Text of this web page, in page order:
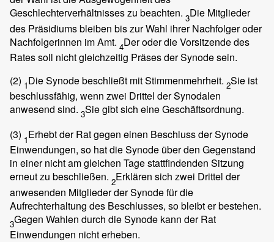
Geschlechterverhältnisses zu beachten. 3Die Mitglieder
des Präsidiums bleiben bis zur Wahl ihrer Nachfolger oder
Nachfolgerinnen im Amt. 4Der oder die Vorsitzende des
Rates soll nicht gleichzeitig Präses der Synode sein.
(2) 1Die Synode beschließt mit Stimmenmehrheit. 2Sie ist
beschlussfähig, wenn zwei Drittel der Synodalen
anwesend sind. 3Sie gibt sich eine Geschäftsordnung.
(3) 1Erhebt der Rat gegen einen Beschluss der Synode
Einwendungen, so hat die Synode über den Gegenstand
in einer nicht am gleichen Tage stattfindenden Sitzung
erneut zu beschließen. 2Erklären sich zwei Drittel der
anwesenden Mitglieder der Synode für die
Aufrechterhaltung des Beschlusses, so bleibt er bestehen.
3Gegen Wahlen durch die Synode kann der Rat
Einwendungen nicht erheben.